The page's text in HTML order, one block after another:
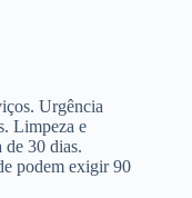
Urgência
Limpeza e
de 30 dias.
podem exigir 90